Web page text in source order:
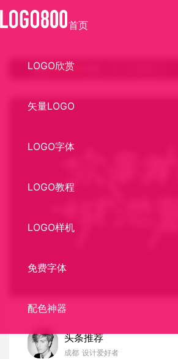
首页
LOGO欣赏
矢量LOGO
LOGO字体
LOGO教程
LOGO样机
免费字体
配色神器
头条推荐
成都 设计爱好者